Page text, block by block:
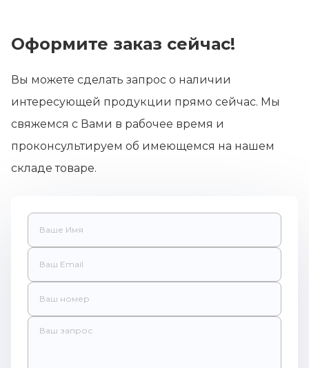
Оформите заказ сейчас!
Вы можете сделать запрос о наличии
интересующей продукции прямо сейчас. Мы
свяжемся с Вами в рабочее время и
проконсультируем об имеющемся на нашем
складе товаре.